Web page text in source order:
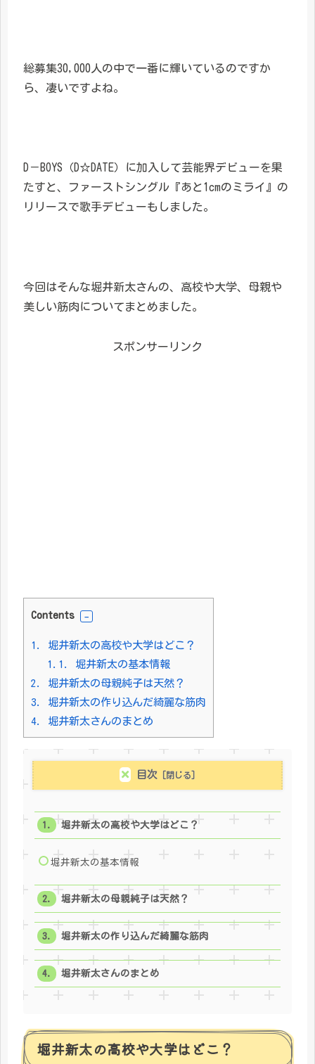
総募集30,000人の中で一番に輝いているのですか
ら、凄いですよね。
D－BOYS（D☆DATE）に加入して芸能界デビューを果
たすと、ファーストシングル『あと1cmのミライ』の
リリースで歌手デビューもしました。
今回はそんな堀井新太さんの、高校や大学、母親や
美しい筋肉についてまとめました。
スポンサーリンク
Contents
1.
堀井新太の高校や大学はどこ？
1.1.
堀井新太の基本情報
2.
堀井新太の母親純子は天然？
3.
堀井新太の作り込んだ綺麗な筋肉
4.
堀井新太さんのまとめ
目次
堀井新太の高校や大学はどこ？
堀井新太の基本情報
堀井新太の母親純子は天然？
堀井新太の作り込んだ綺麗な筋肉
堀井新太さんのまとめ
堀井新太の高校や大学はどこ？